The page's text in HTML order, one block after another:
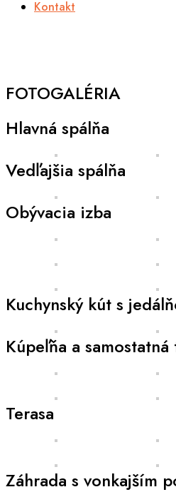
Kontakt
FOTOGALÉRIA
Hlavná spálňa
Vedľajšia spálňa
Obývacia izba
Kuchynský kút s
Kúpeľňa a
Terasa
Záhrada s vonkajším